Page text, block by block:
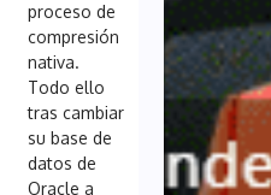
proceso de
compresión
nativa.
Todo ello
tras cambiar
su base de
datos de
Oracle a